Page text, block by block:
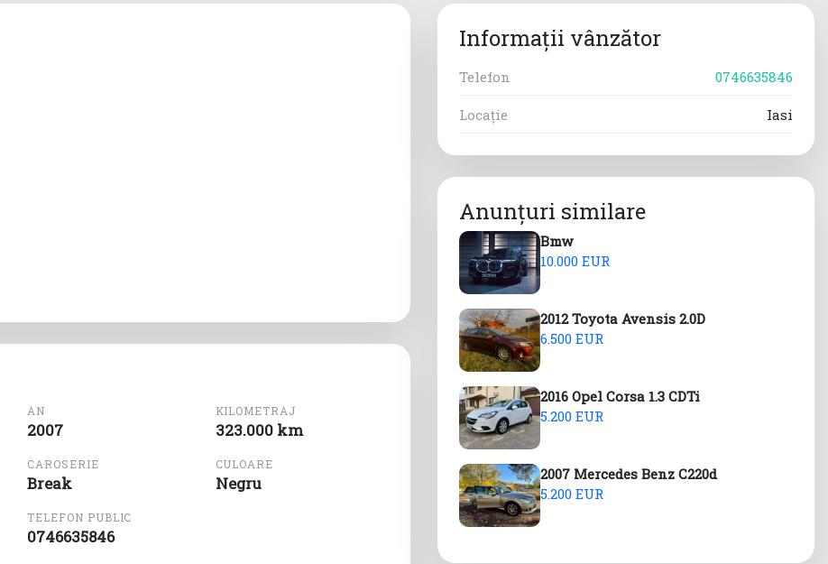
AN
2007
KILOMETRAJ
323.000 km
CAROSERIE
Break
CULOARE
Negru
TELEFON PUBLIC
0746635846
Informații vânzător
Telefon 0746635846
Locație Iasi
Anunțuri similare
Bmw
10.000 EUR
2012 Toyota Avensis 2.0D
6.500 EUR
2016 Opel Corsa 1.3 CDTi
5.200 EUR
2007 Mercedes Benz C220d
5.200 EUR